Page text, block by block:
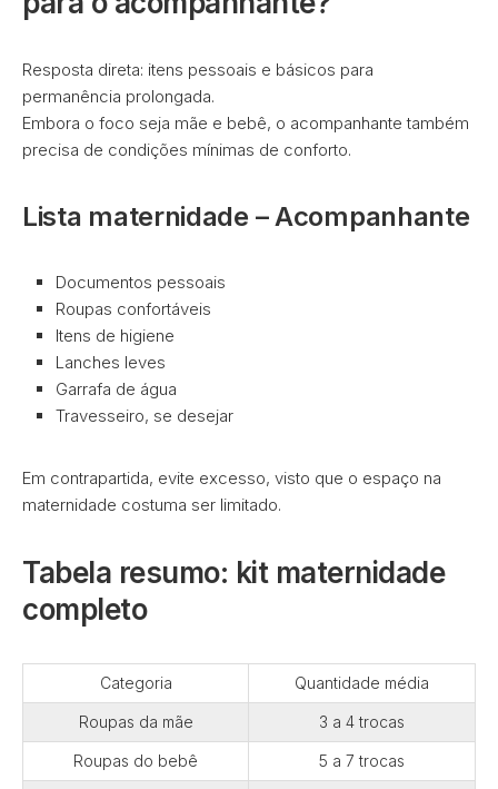
Resposta direta: itens pessoais e básicos para
permanência prolongada.
Embora o foco seja mãe e bebê, o acompanhante também
precisa de condições mínimas de conforto.
Lista maternidade – Acompanhante
Documentos pessoais
Roupas confortáveis
Itens de higiene
Lanches leves
Garrafa de água
Travesseiro, se desejar
Em contrapartida, evite excesso, visto que o espaço na
maternidade costuma ser limitado.
Tabela resumo: kit maternidade
completo
Categoria Quantidade média
Roupas da mãe 3 a 4 trocas
Roupas do bebê 5 a 7 trocas